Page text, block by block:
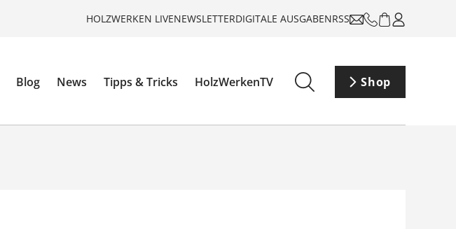
HOLZWERKEN LIVENEWSLETTERDIGITALE AUSGABENRSS
Blog News Tipps & Tricks HolzWerkenTV Shop